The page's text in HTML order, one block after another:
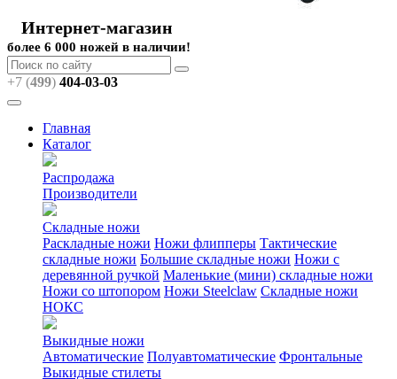
Интернет-магазин
более 6 000 ножей в наличии!
+7 (499) 404-03-03
Главная
Каталог
Распродажа
Производители
Складные ножи
Раскладные ножи Ножи флипперы Тактические
складные ножи Большие складные ножи Ножи с
деревянной ручкой Маленькие (мини) складные ножи
Ножи со штопором Ножи Steelclaw Складные ножи
НОКС
Выкидные ножи
Автоматические Полуавтоматические Фронтальные
Выкидные стилеты